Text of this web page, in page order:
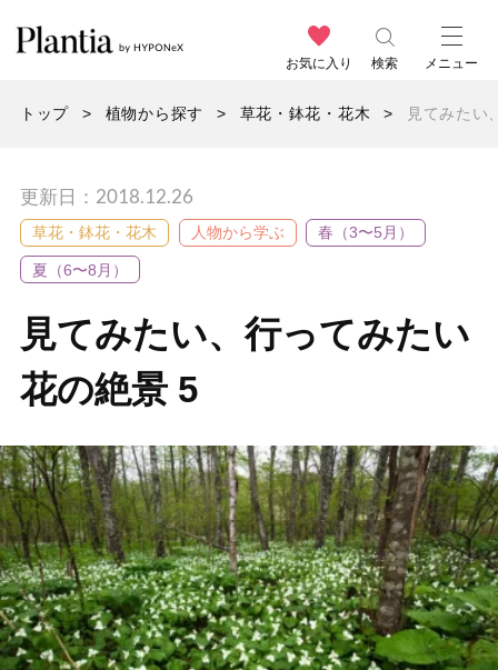
お気に入り 検索 メニュー
トップ 植物から探す 草花・鉢花・花木 見てみたい
更新日：2018.12.26
草花・鉢花・花木 人物から学ぶ 春（3〜5月）
夏（6〜8月）
見てみたい、行ってみたい
花の絶景 5